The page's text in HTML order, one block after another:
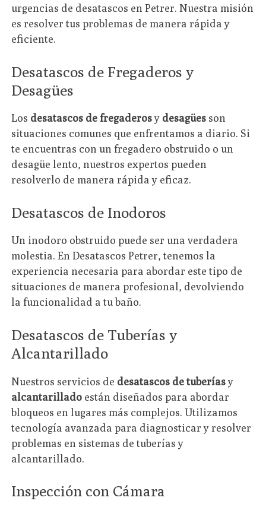
urgencias de desatascos en Petrer. Nuestra misión
es resolver tus problemas de manera rápida y
eficiente.
Desatascos de Fregaderos y
Desagües
Los desatascos de fregaderosy desagües son
situaciones comunes que enfrentamos a diario. Si
te encuentras con un fregadero obstruido o un
desagüe lento, nuestros expertos pueden
resolverlo de manera rápida y eficaz.
Desatascos de Inodoros
Un inodoro obstruido puede ser una verdadera
molestia. En Desatascos Petrer, tenemos la
experiencia necesaria para abordar este tipo de
situaciones de manera profesional, devolviendo
la funcionalidad a tu baño.
Desatascos de Tuberías y
Alcantarillado
Nuestros servicios de desatascos de tuberíasy
alcantarillado están diseñados para abordar
bloqueos en lugares más complejos. Utilizamos
tecnología avanzada para diagnosticar y resolver
problemas en sistemas de tuberías y
alcantarillado.
Inspección con Cámara